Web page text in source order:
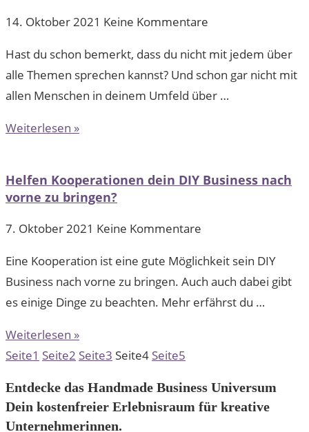
14. Oktober 2021 Keine Kommentare
Hast du schon bemerkt, dass du nicht mit jedem über
alle Themen sprechen kannst? Und schon gar nicht mit
allen Menschen in deinem Umfeld über …
Weiterlesen »
Helfen Kooperationen dein DIY Business nach
vorne zu bringen?
7. Oktober 2021 Keine Kommentare
Eine Kooperation ist eine gute Möglichkeit sein DIY
Business nach vorne zu bringen. Auch auch dabei gibt
es einige Dinge zu beachten. Mehr erfährst du …
Weiterlesen »
Seite1 Seite2 Seite3 Seite4 Seite5
Entdecke das Handmade Business Universum
Dein kostenfreier Erlebnisraum für kreative
Unternehmerinnen.